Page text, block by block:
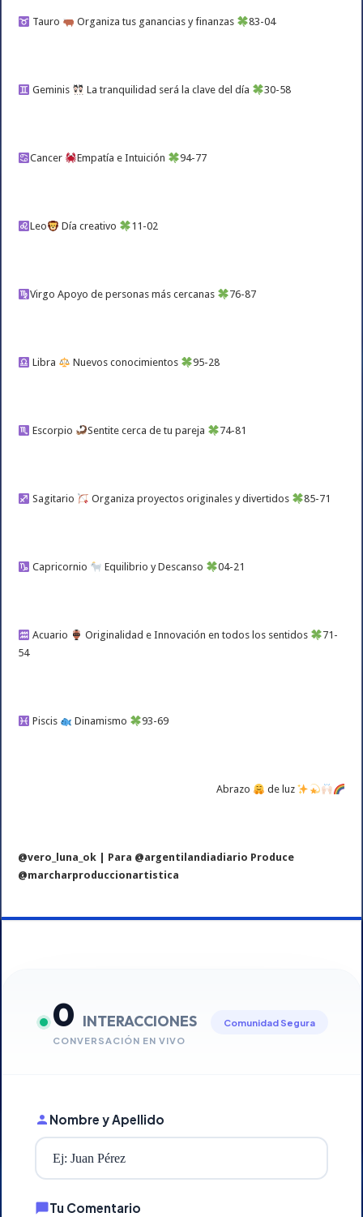
Tauro Organiza tus ganancias y finanzas 83-04
Geminis La tranquilidad será la clave del día 30-58
Cancer Empatía e Intuición 94-77
Leo Día creativo 11-02
Virgo Apoyo de personas más cercanas 76-87
Libra Nuevos conocimientos 95-28
Escorpio Sentite cerca de tu pareja 74-81
Sagitario Organiza proyectos originales y divertidos 85-71
Capricornio Equilibrio y Descanso 04-21
Acuario Originalidad e Innovación en todos los sentidos
71-
54
Piscis Dinamismo 93-69
Abrazo de luz
@vero_luna_ok | Para @argentilandiadiario Produce
@marcharproduccionartistica
0 INTERACCIONES
CONVERSACIÓN EN VIVO
Comunidad Segura
Nombre y Apellido
Tu Comentario